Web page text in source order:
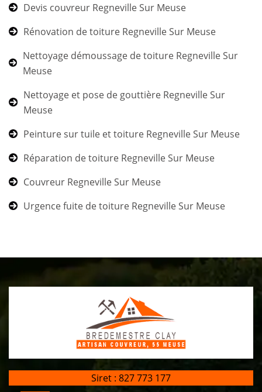
Devis couvreur Regneville Sur Meuse
Rénovation de toiture Regneville Sur Meuse
Nettoyage démoussage de toiture Regneville Sur
Meuse
Nettoyage et pose de gouttière Regneville Sur
Meuse
Peinture sur tuile et toiture Regneville Sur Meuse
Réparation de toiture Regneville Sur Meuse
Couvreur Regneville Sur Meuse
Urgence fuite de toiture Regneville Sur Meuse
Siret : 827 773 177